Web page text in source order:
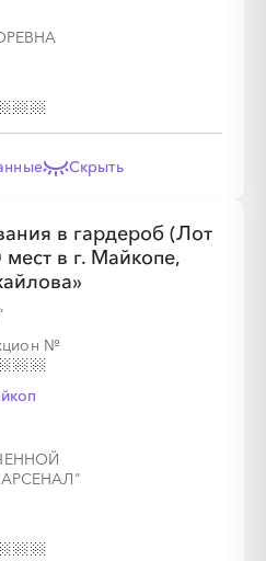
Скрыть
в гардероб (Лот
в г. Майкопе,
№